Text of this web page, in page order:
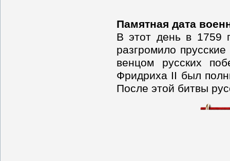
Памятная дата
В этот день в 1759
разгромило
венцом русских
Фридриха II был
После этой битвы